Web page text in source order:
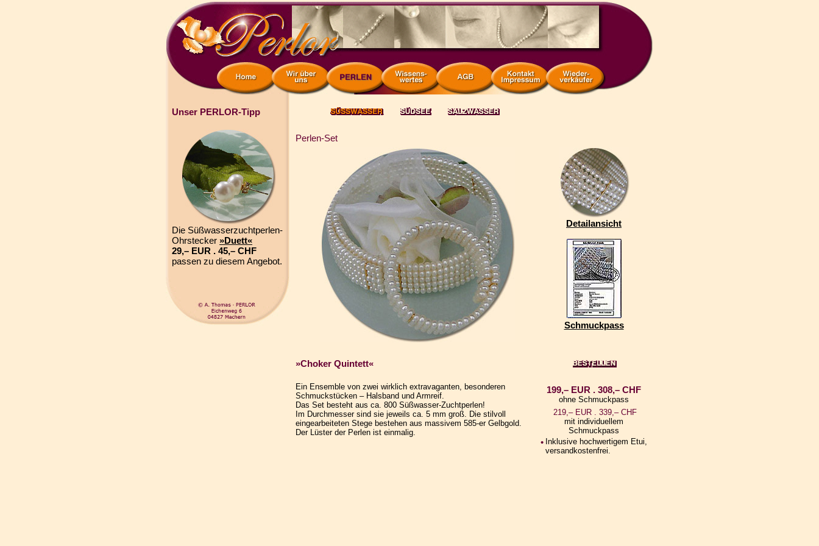
Unser PERLOR-Tipp
Die Süßwasserzuchtperlen-
Ohrstecker »Duett«
29,– EUR . 45,– CHF
passen zu diesem Angebot.
Perlen-Set
Detailansicht
Schmuckpass
»Choker Quintett«
Ein Ensemble von zwei wirklich extravaganten, besonderen
Schmuckstücken – Halsband und Armreif.
Das Set besteht aus ca. 800 Süßwasser-Zuchtperlen!
Im Durchmesser sind sie jeweils ca. 5 mm groß. Die stilvoll
eingearbeiteten Stege bestehen aus massivem 585-er Gelbgold.
Der Lüster der Perlen ist einmalig.
199,– EUR . 308,– CHF
ohne Schmuckpass
219,– EUR . 339,– CHF
mit individuellem
Schmuckpass
• Inklusive hochwertigem Etui,
versandkostenfrei.